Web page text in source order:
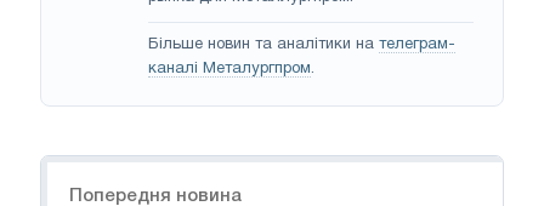
Більше новин та аналітики на телеграм-
каналі Металургпром.
Попередня новина